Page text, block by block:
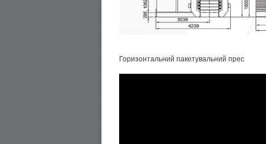
Горизонтальний пакетувальний прес